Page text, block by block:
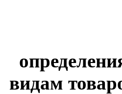
видам